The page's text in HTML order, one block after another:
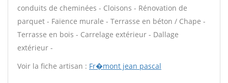
conduits de cheminées - Cloisons - Rénovation de
parquet - Faïence murale - Terrasse en béton / Chape -
Terrasse en bois - Carrelage extérieur - Dallage
extérieur -
Voir la fiche artisan : Fr�mont jean pascal